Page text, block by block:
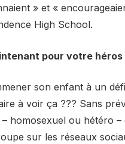
» et «
High School.
pour votre héros
son enfant à un
à voir ça ??? Sans
homosexuel ou hétéro
sur les réseaux